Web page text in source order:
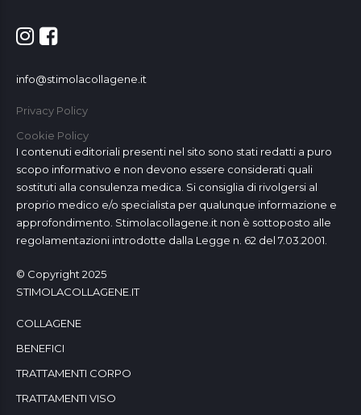
info@stimolacollagene.it
Privacy Policy
Cookie Policy
I contenuti editoriali presenti nel sito sono stati redatti a puro
scopo informativo e non devono essere considerati quali
sostituti alla consulenza medica. Si consiglia di rivolgersi al
proprio medico e/o specialista per qualunque informazione e
approfondimento. Stimolacollagene.it non è sottoposto alle
regolamentazioni introdotte dalla Legge n. 62 del 7.03.2001.
© Copyright 2025
STIMOLACOLLAGENE.IT
COLLAGENE
BENEFICI
TRATTAMENTI CORPO
TRATTAMENTI VISO